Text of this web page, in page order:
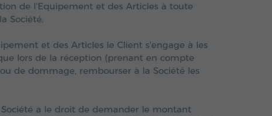
de l'Equipement et des Articles à toute
Société.
et des Articles le Client s'engage à les
lors de la réception (prenant en compte
de dommage, rembourser à la Société les
a le droit de demander le montant